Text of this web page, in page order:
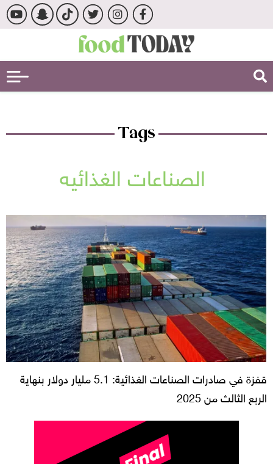
Tags
الصناعات الغذائيه
قفزة في صادرات الصناعات الغذائية: 5.1 مليار دولار بنهاية
الربع الثالث من 2025